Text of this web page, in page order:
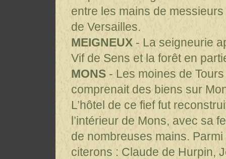
entre les mains de
de Versailles.
MEIGNEUX - La seigneurie
Vif de Sens et la forêt en
MONS - Les moines de
comprenait des biens sur
L’hôtel de ce fief fut
l’intérieur de Mons, avec sa
de nombreuses mains.
citerons : Claude de Hurpin,